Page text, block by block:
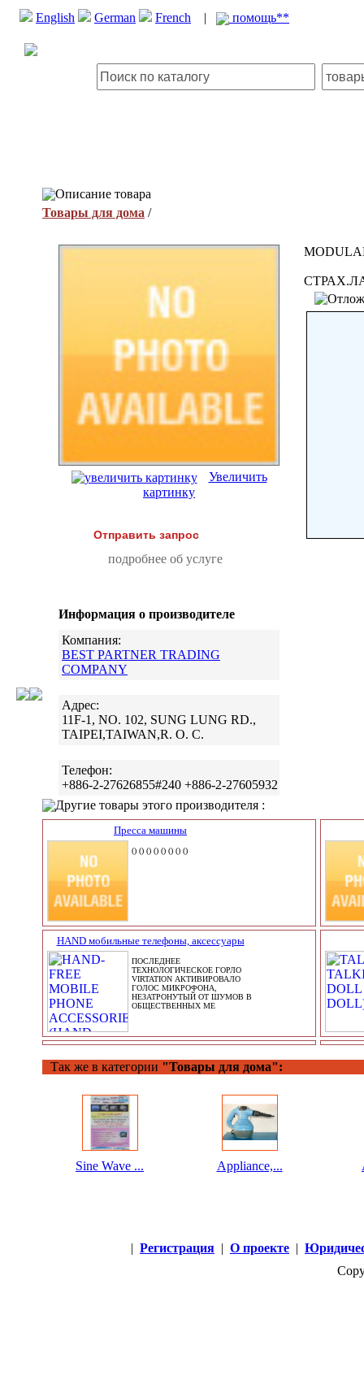
English German French | помощь**
Описание товара
Товары для дома /
Увеличить
картинку
Отправить запрос
подробнее об услуге
Информация о производителе
Компания:
BEST PARTNER TRADING
COMPANY
Адрес:
11F-1, NO. 102, SUNG LUNG RD.,
TAIPEI,TAIWAN,R. O. C.
Телефон:
+886-2-27626855#240 +886-2-27605932
Другие товары этого производителя :
Пресса машины
() () () () () () () ()
HAND мобильные телефоны, аксессуары
ПОСЛЕДНЕЕ
ТЕХНОЛОГИЧЕСКОЕ ГОРЛО
VIRTATION АКТИВИРОВАЛО
ГОЛОС МИКРОФОНА,
НЕЗАТРОНУТЫЙ ОТ ШУМОВ В
ОБЩЕСТВЕННЫХ МЕ
Так же в категории "Товары для дома":
Sine Wave ... Appliance,...
| Регистрация | О проекте |